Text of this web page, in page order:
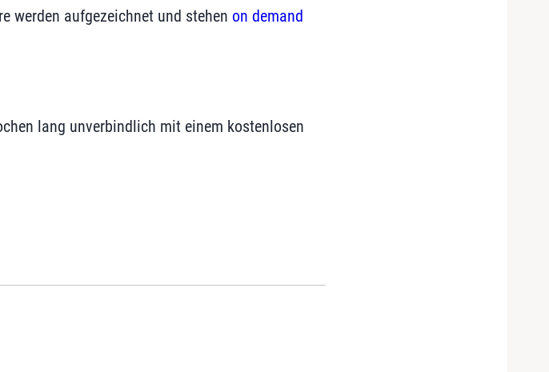
werden aufgezeichnet und stehen on demand
lang unverbindlich mit einem kostenlosen